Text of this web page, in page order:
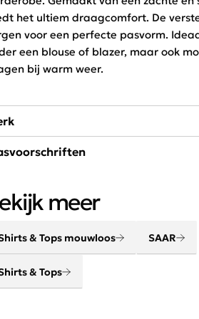
het ultiem draagcomfort. De
voor een perfecte pasvorm.
een blouse of blazer, maar ook
bij warm weer.
piece of happiness kan iedere
drogen en strijken op lage
meer
& Tops mouwloos SAAR
& Tops